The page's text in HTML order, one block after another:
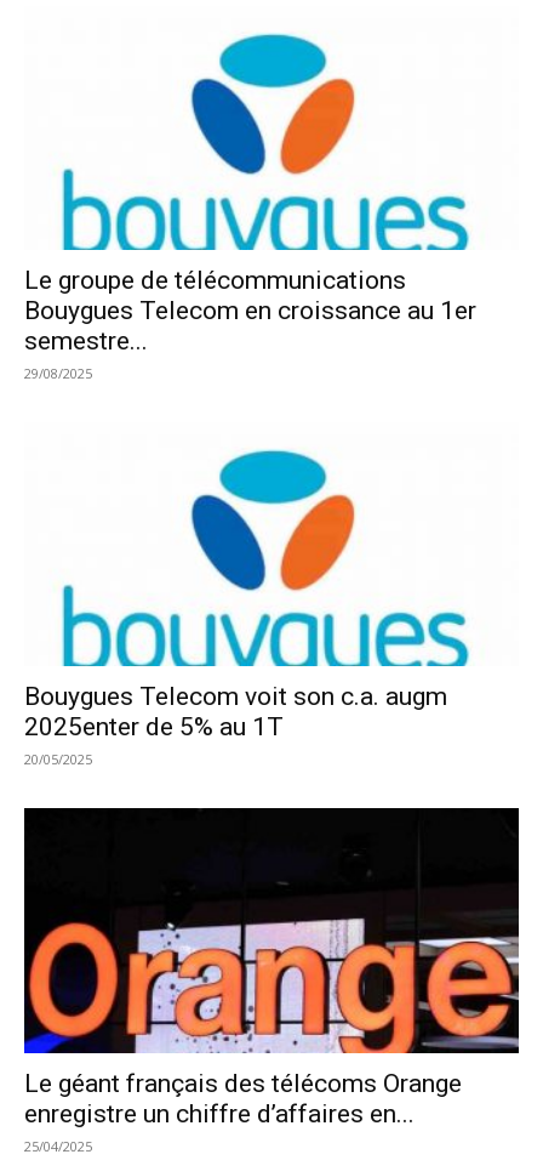
Le groupe de télécommunications
Bouygues Telecom en croissance au 1er
semestre...
29/08/2025
Bouygues Telecom voit son c.a. augm
2025enter de 5% au 1T
20/05/2025
Le géant français des télécoms Orange
enregistre un chiffre d’affaires en...
25/04/2025